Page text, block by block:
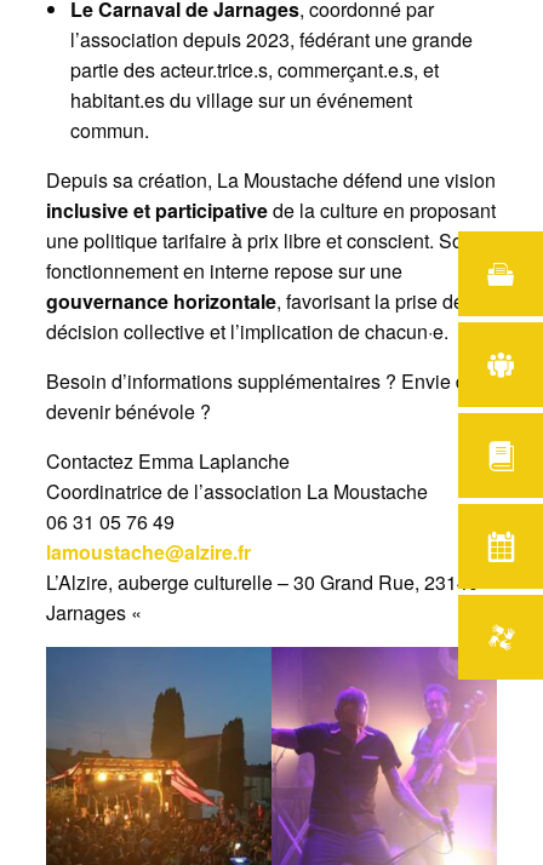
Le Carnaval de Jarnages, coordonné par
l’association depuis 2023, fédérant une grande
partie des acteur.trice.s, commerçant.e.s, et
habitant.es du village sur un événement
commun.
Depuis sa création, La Moustache défend une vision
inclusive et participativede la culture en proposant
une politique tarifaire à prix libre et conscient. Son
fonctionnement en interne repose sur une
gouvernance horizontale, favorisant la prise de
décision collective et l’implication de chacun·e.
Besoin d’informations supplémentaires ? Envie de
devenir bénévole ?
Contactez Emma Laplanche
Coordinatrice de l’association La Moustache
06 31 05 76 49
lamoustache@alzire.fr
L’Alzire, auberge culturelle – 30 Grand Rue, 23140
Jarnages «